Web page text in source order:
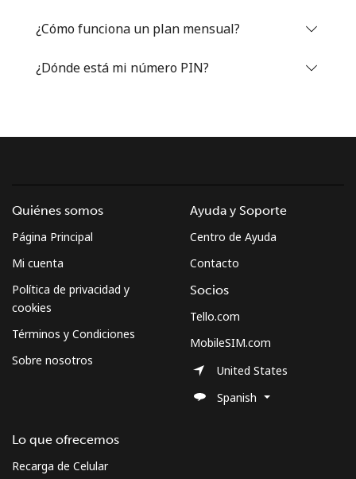
¿Cómo funciona un plan mensual?
¿Dónde está mi número PIN?
Quiénes somos
Página Principal
Mi cuenta
Política de privacidad y
cookies
Términos y Condiciones
Sobre nosotros
Lo que ofrecemos
Recarga de Celular
Ayuda y Soporte
Centro de Ayuda
Contacto
Socios
Tello.com
MobileSIM.com
United States
Spanish